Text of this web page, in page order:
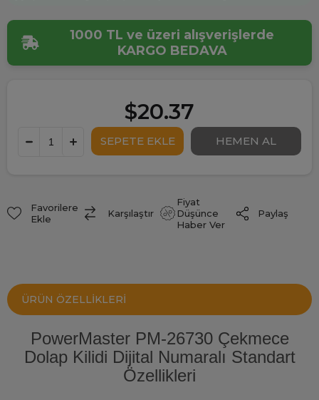
1000 TL ve üzeri alışverişlerde
KARGO BEDAVA
$20.37
Favorilere
Ekle
Karşılaştır
Fiyat
Düşünce
Haber Ver
Paylaş
ÜRÜN ÖZELLIKLERI
PowerMaster PM-26730 Çekmece
Dolap Kilidi Dijital Numaralı Standart
Özellikleri